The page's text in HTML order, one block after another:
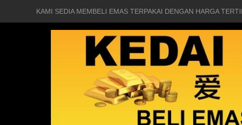
KAMI SEDIA MEMBELI EMAS TERPAKAI DENGAN HARGA